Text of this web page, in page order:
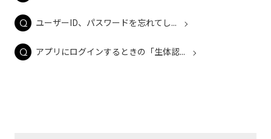
ユーザーID、パスワードを忘れてし...
アプリにログインするときの「生体認...